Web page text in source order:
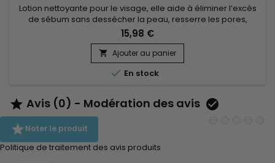
Lotion nettoyante pour le visage, elle aide à éliminer l’excès
de sébum sans dessécher la peau, resserre les pores,
exfolie et réduit les imperfections et la brillance. A base
d'acide salicylique à l’action purifiante Fiftys Beauty lotion
Purifiante pour peau grasse estompe les imperfections et
favorise la pénétration des actifs complémentaires, exfolie...
15,98 €
 Ajouter au panier
 En stock
 Avis (0) - Modération des avis 
Noter le produit
Politique de traitement des avis produits